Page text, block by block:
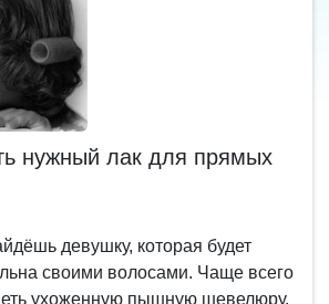
нужный лак для прямых
девушку, которая будет
своими волосами. Чаще всего
ухоженную пышную шевелюру.